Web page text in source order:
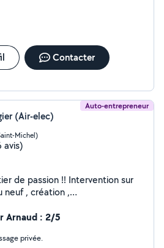
Contacter
Auto-entrepreneur
(Air-elec)
Michel)
avis)
!! Intervention sur
neuf , création ,
la plomberie, carrelage, faïence
vite à vos demandes !!
Arnaud : 2/5
privée.